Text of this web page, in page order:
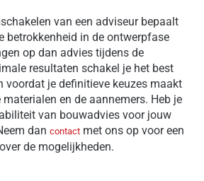
van een adviseur bepaalt
betrokkenheid in de ontwerpfase
op dan advies tijdens de
resultaten schakel je het best
voordat je definitieve keuzes maakt
en de aannemers. Heb je
van bouwadvies voor jouw
dan contact met ons op voor een
de mogelijkheden.